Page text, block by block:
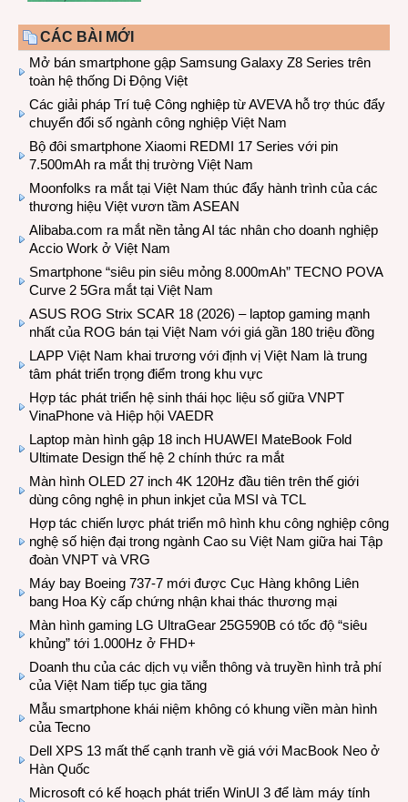
CÁC BÀI MỚI
Mở bán smartphone gập Samsung Galaxy Z8 Series trên
toàn hệ thống Di Động Việt
Các giải pháp Trí tuệ Công nghiệp từ AVEVA hỗ trợ thúc đẩy
chuyển đổi số ngành công nghiệp Việt Nam
Bộ đôi smartphone Xiaomi REDMI 17 Series với pin
7.500mAh ra mắt thị trường Việt Nam
Moonfolks ra mắt tại Việt Nam thúc đẩy hành trình của các
thương hiệu Việt vươn tầm ASEAN
Alibaba.com ra mắt nền tảng AI tác nhân cho doanh nghiệp
Accio Work ở Việt Nam
Smartphone “siêu pin siêu mỏng 8.000mAh” TECNO POVA
Curve 2 5Gra mắt tại Việt Nam
ASUS ROG Strix SCAR 18 (2026) – laptop gaming mạnh
nhất của ROG bán tại Việt Nam với giá gần 180 triệu đồng
LAPP Việt Nam khai trương với định vị Việt Nam là trung
tâm phát triển trọng điểm trong khu vực
Hợp tác phát triển hệ sinh thái học liệu số giữa VNPT
VinaPhone và Hiệp hội VAEDR
Laptop màn hình gập 18 inch HUAWEI MateBook Fold
Ultimate Design thế hệ 2 chính thức ra mắt
Màn hình OLED 27 inch 4K 120Hz đầu tiên trên thế giới
dùng công nghệ in phun inkjet của MSI và TCL
Hợp tác chiến lược phát triển mô hình khu công nghiệp công
nghệ số hiện đại trong ngành Cao su Việt Nam giữa hai Tập
đoàn VNPT và VRG
Máy bay Boeing 737-7 mới được Cục Hàng không Liên
bang Hoa Kỳ cấp chứng nhận khai thác thương mại
Màn hình gaming LG UltraGear 25G590B có tốc độ “siêu
khủng” tới 1.000Hz ở FHD+
Doanh thu của các dịch vụ viễn thông và truyền hình trả phí
của Việt Nam tiếp tục gia tăng
Mẫu smartphone khái niệm không có khung viền màn hình
của Tecno
Dell XPS 13 mất thế cạnh tranh về giá với MacBook Neo ở
Hàn Quốc
Microsoft có kế hoạch phát triển WinUI 3 để làm máy tính